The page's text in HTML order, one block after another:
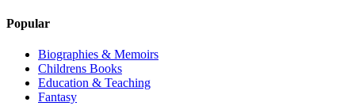
Popular
Biographies & Memoirs
Childrens Books
Education & Teaching
Fantasy